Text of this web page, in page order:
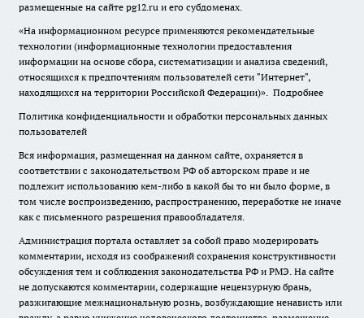
размещенные на сайте pg12.ru и его субдоменах.
«На информационном ресурсе применяются рекомендательные
технологии (информационные технологии предоставления
информации на основе сбора, систематизации и анализа сведений,
относящихся к предпочтениям пользователей сети "Интернет",
находящихся на территории Российской Федерации)». Подробнее
Политика конфиденциальности и обработки персональных данных
пользователей
Вся информация, размещенная на данном сайте, охраняется в
соответствии с законодательством РФ об авторском праве и не
подлежит использованию кем-либо в какой бы то ни было форме, в
том числе воспроизведению, распространению, переработке не иначе
как с письменного разрешения правообладателя.
Администрация портала оставляет за собой право модерировать
комментарии, исходя из соображений сохранения конструктивности
обсуждения тем и соблюдения законодательства РФ и РМЭ. На сайте
не допускаются комментарии, содержащие нецензурную брань,
разжигающие межнациональную рознь, возбуждающие ненависть или